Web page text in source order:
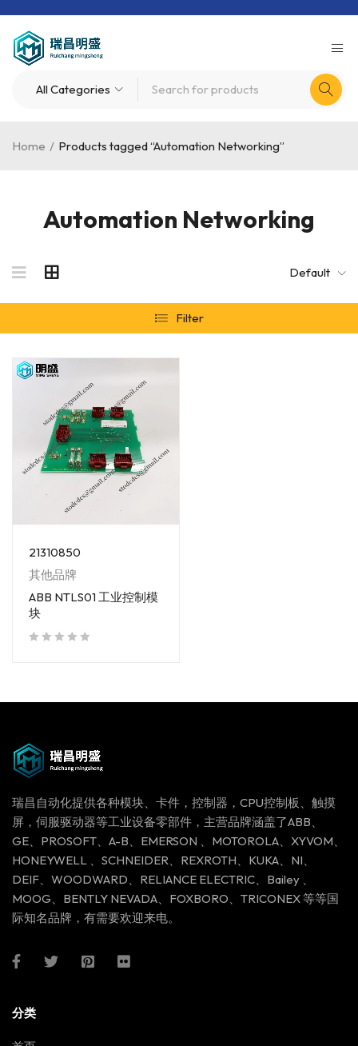
Automation Networking
Home / Products tagged “Automation Networking”
Default
Filter
21310850
其他品牌
ABB NTLS01 工业控制模
块
瑞昌自动化提供各种模块、卡件，控制器，CPU控制板、触摸
屏，伺服驱动器等工业设备零部件，主营品牌涵盖了ABB、
GE、PROSOFT、A-B、EMERSON 、MOTOROLA、XYVOM、
HONEYWELL 、SCHNEIDER、REXROTH、KUKA、NI、
DEIF、WOODWARD、RELIANCE ELECTRIC、Bailey 、
MOOG、BENTLY NEVADA、FOXBORO、TRICONEX 等等国
际知名品牌，有需要欢迎来电。
分类